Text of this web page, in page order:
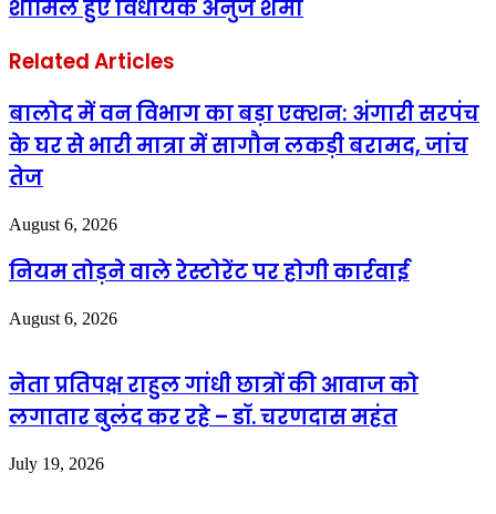
शामिल हुए विधायक अनुज शर्मा
Related Articles
बालोद में वन विभाग का बड़ा एक्शन: अंगारी सरपंच
के घर से भारी मात्रा में सागौन लकड़ी बरामद, जांच
तेज
August 6, 2026
नियम तोड़ने वाले रेस्टोरेंट पर होगी कार्रवाई
August 6, 2026
नेता प्रतिपक्ष राहुल गांधी छात्रों की आवाज को
लगातार बुलंद कर रहे – डॉ. चरणदास महंत
July 19, 2026